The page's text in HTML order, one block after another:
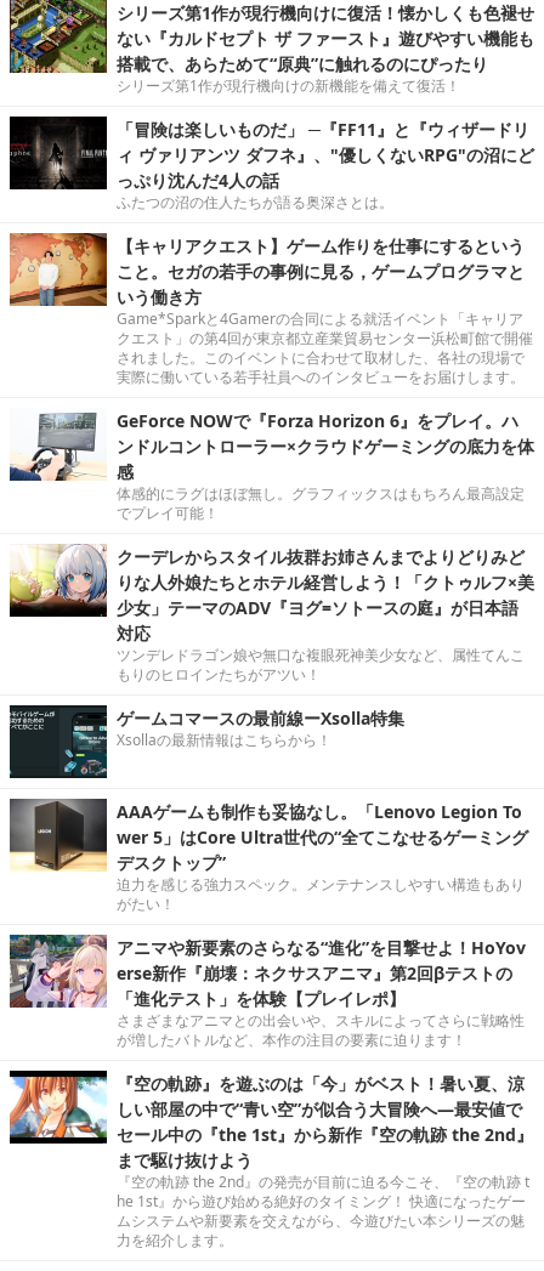
シリーズ第1作が現行機向けに復活！懐かしくも色褪せ
ない『カルドセプト ザ ファースト』遊びやすい機能も
搭載で、あらためて“原典”に触れるのにぴったり
シリーズ第1作が現行機向けの新機能を備えて復活！
「冒険は楽しいものだ」 ─『FF11』と『ウィザードリ
ィ ヴァリアンツ ダフネ』、"優しくないRPG"の沼にど
っぷり沈んだ4人の話
ふたつの沼の住人たちが語る奥深さとは。
【キャリアクエスト】ゲーム作りを仕事にするという
こと。セガの若手の事例に見る，ゲームプログラマと
いう働き方
Game*Sparkと4Gamerの合同による就活イベント「キャリア
クエスト」の第4回が東京都立産業貿易センター浜松町館で開催
されました。このイベントに合わせて取材した、各社の現場で
実際に働いている若手社員へのインタビューをお届けします。
GeForce NOWで『Forza Horizon 6』をプレイ。ハ
ンドルコントローラー×クラウドゲーミングの底力を体
感
体感的にラグはほぼ無し。グラフィックスはもちろん最高設定
でプレイ可能！
クーデレからスタイル抜群お姉さんまでよりどりみど
りな人外娘たちとホテル経営しよう！「クトゥルフ×美
少女」テーマのADV『ヨグ=ソトースの庭』が日本語
対応
ツンデレドラゴン娘や無口な複眼死神美少女など、属性てんこ
もりのヒロインたちがアツい！
ゲームコマースの最前線ーXsolla特集
Xsollaの最新情報はこちらから！
AAAゲームも制作も妥協なし。「Lenovo Legion To
wer 5」はCore Ultra世代の“全てこなせるゲーミング
デスクトップ”
迫力を感じる強力スペック。メンテナンスしやすい構造もあり
がたい！
アニマや新要素のさらなる“進化”を目撃せよ！HoYov
erse新作『崩壊：ネクサスアニマ』第2回βテストの
「進化テスト」を体験【プレイレポ】
さまざまなアニマとの出会いや、スキルによってさらに戦略性
が増したバトルなど、本作の注目の要素に迫ります！
『空の軌跡』を遊ぶのは「今」がベスト！暑い夏、涼
しい部屋の中で“青い空”が似合う大冒険へ―最安値で
セール中の『the 1st』から新作『空の軌跡 the 2nd』
まで駆け抜けよう
『空の軌跡 the 2nd』の発売が目前に迫る今こそ、『空の軌跡 t
he 1st』から遊び始める絶好のタイミング！ 快適になったゲー
ムシステムや新要素を交えながら、今遊びたい本シリーズの魅
力を紹介します。